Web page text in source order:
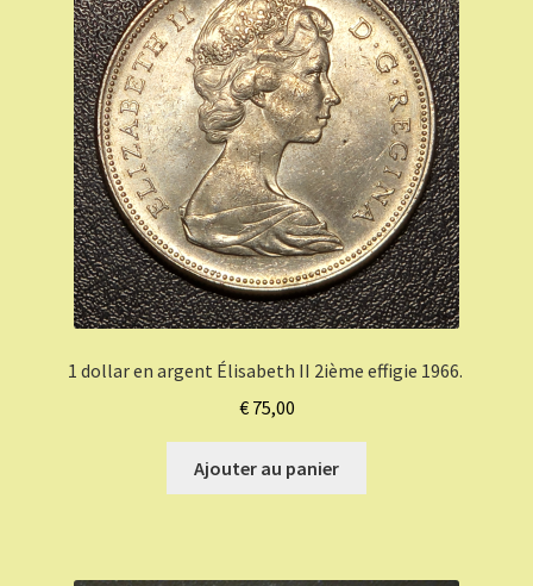
1 dollar en argent Élisabeth II 2ième effigie 1966.
€75,00
Ajouter au panier